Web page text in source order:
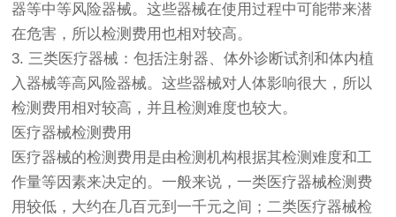
器等中等风险器械。这些器械在使用过程中可能带来潜
在危害，所以检测费用也相对较高。
3. 三类医疗器械：包括注射器、体外诊断试剂和体内植
入器械等高风险器械。这些器械对人体影响很大，所以
检测费用相对较高，并且检测难度也较大。
医疗器械检测费用
医疗器械的检测费用是由检测机构根据其检测难度和工
作量等因素来决定的。一般来说，一类医疗器械检测费
用较低，大约在几百元到一千元之间；二类医疗器械检